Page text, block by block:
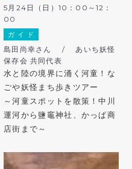
5月24日（日）10：00～12：
00
ガ イ ド
島田尚幸さん / あいち妖怪
保存会 共同代表
水と陸の境界に涌く河童！な
ごや妖怪まち歩きツアー
～河童スポットを散策！中川
運河から鹽竈神社、かっぱ商
店街まで～